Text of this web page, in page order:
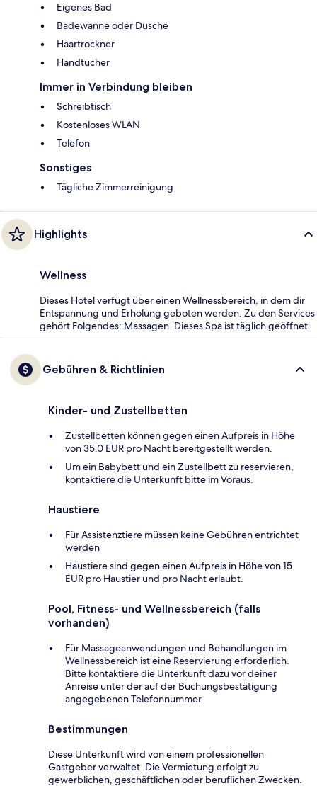
Eigenes Bad
Badewanne oder Dusche
Haartrockner
Handtücher
Immer in Verbindung bleiben
Schreibtisch
Kostenloses WLAN
Telefon
Sonstiges
Tägliche Zimmerreinigung
Highlights
Wellness
Dieses Hotel verfügt über einen Wellnessbereich, in dem dir
Entspannung und Erholung geboten werden. Zu den Services
gehört Folgendes: Massagen. Dieses Spa ist täglich geöffnet.
Gebühren & Richtlinien
Kinder- und Zustellbetten
Zustellbetten können gegen einen Aufpreis in Höhe
von 35.0 EUR pro Nacht bereitgestellt werden.
Um ein Babybett und ein Zustellbett zu reservieren,
kontaktiere die Unterkunft bitte im Voraus.
Haustiere
Für Assistenztiere müssen keine Gebühren entrichtet
werden
Haustiere sind gegen einen Aufpreis in Höhe von 15
EUR pro Haustier und pro Nacht erlaubt.
Pool, Fitness- und Wellnessbereich (falls
vorhanden)
Für Massageanwendungen und Behandlungen im
Wellnessbereich ist eine Reservierung erforderlich.
Bitte kontaktiere die Unterkunft dazu vor deiner
Anreise unter der auf der Buchungsbestätigung
angegebenen Telefonnummer.
Bestimmungen
Diese Unterkunft wird von einem professionellen
Gastgeber verwaltet. Die Vermietung erfolgt zu
gewerblichen, geschäftlichen oder beruflichen Zwecken.